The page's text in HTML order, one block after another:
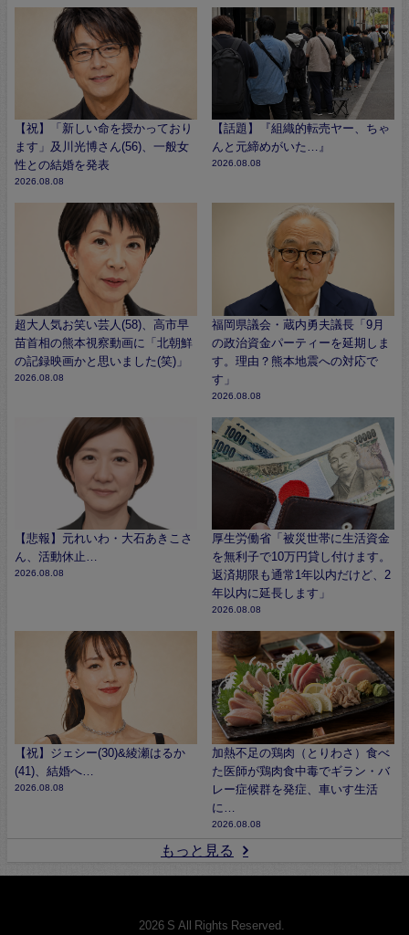
【祝】「新しい命を授かっており
ます」及川光博さん(56)、一般女
性との結婚を発表
2026.08.08
【話題】『組織的転売ヤー、ちゃ
んと元締めがいた…』
2026.08.08
超大人気お笑い芸人(58)、高市早
苗首相の熊本視察動画に「北朝鮮
の記録映画かと思いました(笑)」
2026.08.08
福岡県議会・蔵内勇夫議長「9月
の政治資金パーティーを延期しま
す。理由？熊本地震への対応で
す」
2026.08.08
【悲報】元れいわ・大石あきこさ
ん、活動休止…
2026.08.08
厚生労働省「被災世帯に生活資金
を無利子で10万円貸し付けます。
返済期限も通常1年以内だけど、2
年以内に延長します」
2026.08.08
【祝】ジェシー(30)&綾瀬はるか
(41)、結婚へ…
2026.08.08
加熱不足の鶏肉（とりわさ）食べ
た医師が鶏肉食中毒でギラン・バ
レー症候群を発症、車いす生活
に…
2026.08.08
もっと見る
© 2026 S All Rights Reserved.